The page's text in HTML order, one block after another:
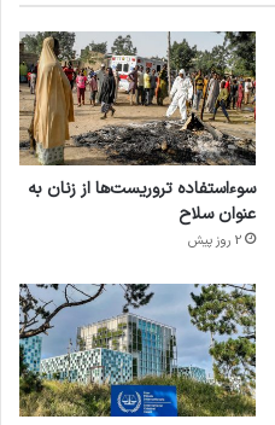
سوءاستفاده تروریست‌ها از زنان به
عنوان سلاح
2 روز پیش